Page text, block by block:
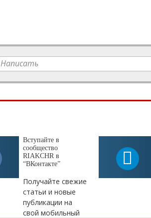
Написать
Вступайте в
сообщество
RIAKCHR в
“ВКонтакте”
Получайте свежие
статьи и новые
публикации на
свой мобильный